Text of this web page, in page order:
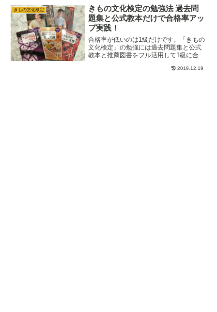
きもの文化検定
きもの文化検定の勉強法 過去問
題集と公式教本だけで合格率アッ
プ実践！
合格率が低いのは1級だけです。「きもの
文化検定」の勉強には過去問題集と公式
教本と推薦図書をフル活用して1級に合格
ている方もいます。きもの文化検定は、
2019.12.19